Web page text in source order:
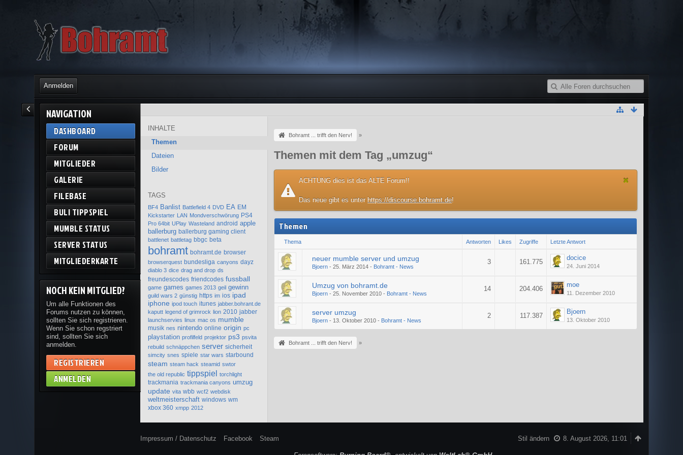
Anmelden
NAVIGATION
DASHBOARD
FORUM
MITGLIEDER
GALERIE
FILEBASE
BULI TIPPSPIEL
MUMBLE STATUS
SERVER STATUS
MITGLIEDERKARTE
NOCH KEIN MITGLIED?
Um alle Funktionen des
Forums nutzen zu können,
sollten Sie sich registrieren.
Wenn Sie schon regstriert
sind, sollten Sie sich
anmelden.
REGISTRIEREN
ANMELDEN
INHALTE
Themen
Dateien
Bilder
TAGS
BF4 Banlist Battlefield 4 DVD EA EM
Kickstarter LAN Mondverschwörung PS4
Pro 64bit UPlay Wasteland android apple
ballerburg ballerburg gaming client
battlenet battletag bbgc beta
bohramt bohramt.de browser
browserquest bundesliga canyons dayz
diablo 3 dice drag and drop ds
freundescodes friendcodes fussball
game games games 2013 geil gewinn
guild wars 2 günstig https im ios ipad
iphone ipod touch itunes jabber.bohrant.de
kaputt legend of grimrock lion 2010 jabber
launchservies linux mac os mumble
musik nes nintendo online origin pc
playstation profilfeld projektor ps3 psvita
rebuild schnäppchen server sicherheit
simcity snes spiele star wars starbound
steam steam hack steamid swtor
the old republic tippspiel torchlight
trackmania trackmania canyons umzug
update vita wbb wcf2 webdisk
weltmeisterschaft windows wm
xbox 360 xmpp 2012
Bohramt ... trifft den Nerv! »
Themen mit dem Tag „umzug“
ACHTUNG dies ist das ALTE Forum!!
Das neue gibt es unter https://discourse.bohramt.de!
Themen
Thema Antworten Likes Zugriffe Letzte Antwort
neuer mumble server und umzug
Bjoern -25. März 2014 - Bohramt - News
3 161.775
docice
24. Juni 2014
Umzug von bohramt.de
Bjoern -25. November 2010 - Bohramt - News
14 204.406
moe
11. Dezember 2010
server umzug
Bjoern - 13. Oktober 2010 - Bohramt - News
2 117.387
Bjoern
13. Oktober 2010
Bohramt ... trifft den Nerv! »
Impressum / Datenschutz Facebook Steam 8. August 2026, 11:01
Stil ändern